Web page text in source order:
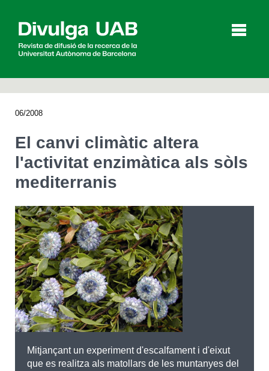
Agenda
English Español
CERCAR
06/2008
El canvi climàtic altera
l'activitat enzimàtica als sòls
mediterranis
Mitjançant un experiment d'escalfament i d'eixut
que es realitza als matollars de les muntanyes del